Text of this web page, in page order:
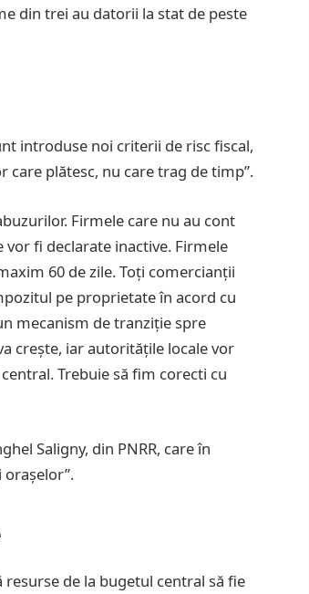
din trei au datorii la stat de peste
introduse noi criterii de risc fiscal,
care plătesc, nu care trag de timp”.
Firmele care nu au cont
fi declarate inactive. Firmele
60 de zile. Toți comercianții
pe proprietate în acord cu
mecanism de tranziție spre
crește, iar autoritățile locale vor
Trebuie să fim corecti cu
Saligny, din PNRR, care în
de la bugetul central să fie